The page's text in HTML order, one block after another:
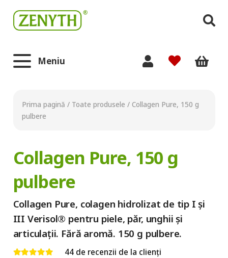
Meniu
Prima pagină / Toate produsele / Collagen Pure, 150 g
pulbere
Collagen Pure, 150 g
pulbere
Collagen Pure, colagen hidrolizat de tip I și
III Verisol® pentru piele, păr, unghii și
articulații. Fără aromă. 150 g pulbere.
44 de recenzii de la clienți